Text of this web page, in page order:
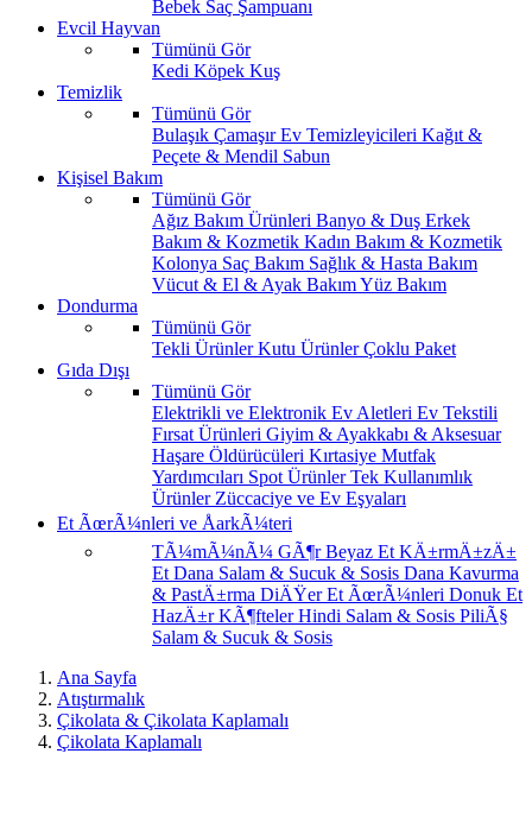
Bebek Saç Şampuanı
Evcil Hayvan
Tümünü Gör
Kedi Köpek Kuş
Temizlik
Tümünü Gör
Bulaşık ÇamaşırEv Temizleyicileri Kağıt &
Peçete & Mendil Sabun
Kişisel Bakım
Tümünü Gör
Ağız Bakım Ürünleri Banyo & Duş Erkek
Bakım & Kozmetik Kadın Bakım & Kozmetik
Kolonya Saç Bakım Sağlık & Hasta Bakım
Vücut & El & Ayak BakımYüz Bakım
Dondurma
Tümünü Gör
Tekli ÜrünlerKutu ÜrünlerÇoklu Paket
Gıda Dışı
Tümünü Gör
Elektrikli ve Elektronik Ev Aletleri Ev Tekstili
Fırsat Ürünleri Giyim & Ayakkabı & Aksesuar
Haşare Öldürücüleri Kırtasiye Mutfak
Yardımcıları Spot ÜrünlerTek Kullanımlık
Ürünler Züccaciye ve Ev Eşyaları
Et ÃœrÃ¼nleri ve ÅarkÃ¼teri
TÃ¼mÃ¼nÃ¼ GÃ¶rBeyaz Et KÄ±rmÄ±zÄ±
Et Dana Salam & Sucuk & Sosis Dana Kavurma
& PastÄ±rma DiÄŸer Et ÃœrÃ¼nleri Donuk Et
HazÄ±r KÃ¶ftelerHindi Salam & Sosis PiliÃ§
Salam & Sucuk & Sosis
Ana Sayfa
Atıştırmalık
Çikolata & Çikolata Kaplamalı
Çikolata Kaplamalı